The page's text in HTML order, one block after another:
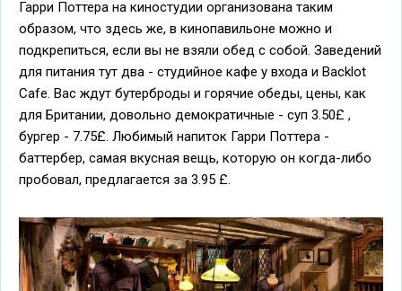
Гарри Поттера на киностудии организована таким
образом, что здесь же, в кинопавильоне можно и
подкрепиться, если вы не взяли обед с собой. Заведений
для питания тут два - студийное кафе у входа и Backlot
Cafe. Вас ждут бутерброды и горячие обеды, цены, как
для Британии, довольно демократичные - суп 3.50£ ,
бургер - 7.75£. Любимый напиток Гарри Поттера -
баттербер, самая вкусная вещь, которую он когда-либо
пробовал, предлагается за 3.95 £.